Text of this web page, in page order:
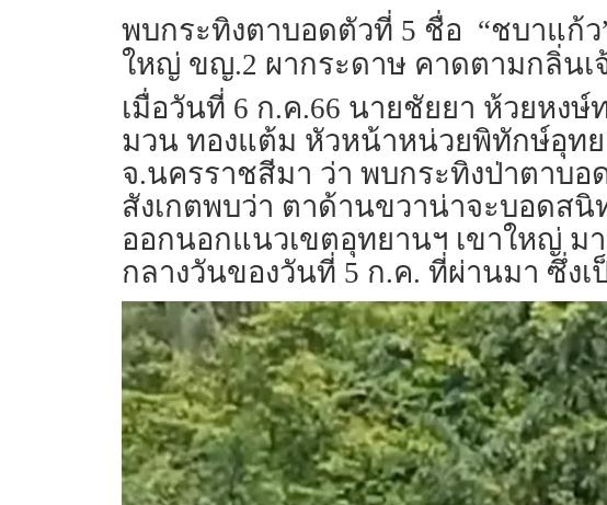
พบกระทิงตาบอดตัวที่ 5 ชื่อ “ชบาแก้ว
ใหญ่ ขญ.2 ผากระดาษ คาดตามกลิ่นเ
เมื่อวันที่ 6 ก.ค.66 นายชัยยา ห้วยหง
มวน ทองแต้ม หัวหน้าหน่วยพิทักษ์อุท
จ.นครราชสีมา ว่า พบกระทิงป่าตาบอ
สังเกตพบว่า ตาด้านขวาน่าจะบอดสนิ
ออกนอกแนวเขตอุทยานฯ เขาใหญ่ ม
กลางวันของวันที่ 5 ก.ค. ที่ผ่านมา ซึ่ง